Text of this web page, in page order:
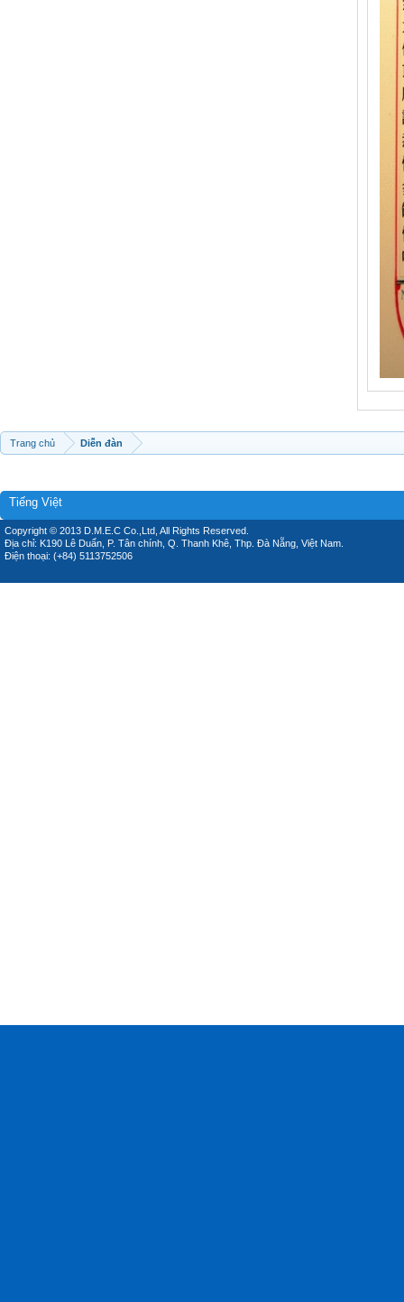
Trang chủ Diễn đàn
Tiếng Việt
Copyright © 2013 D.M.E.C Co.,Ltd, All Rights Reserved.
Địa chỉ: K190 Lê Duẩn, P. Tân chính, Q. Thanh Khê, Thp. Đà Nẵng, Việt Nam.
Điện thoại: (+84) 5113752506